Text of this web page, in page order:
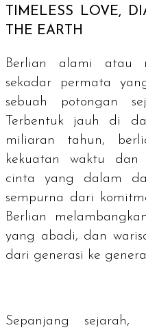
TIMELESS LOVE,
THE EARTH
Berlian alami atau
sekadar permata
sebuah potongan
Terbentuk jauh di
miliaran tahun,
kekuatan waktu dan
cinta yang dalam
sempurna dari
Berlian
yang abadi, dan
dari generasi ke
Sepanjang sejarah,